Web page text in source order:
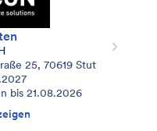
25, 70619 Stuttgart,
bis 21.08.2026